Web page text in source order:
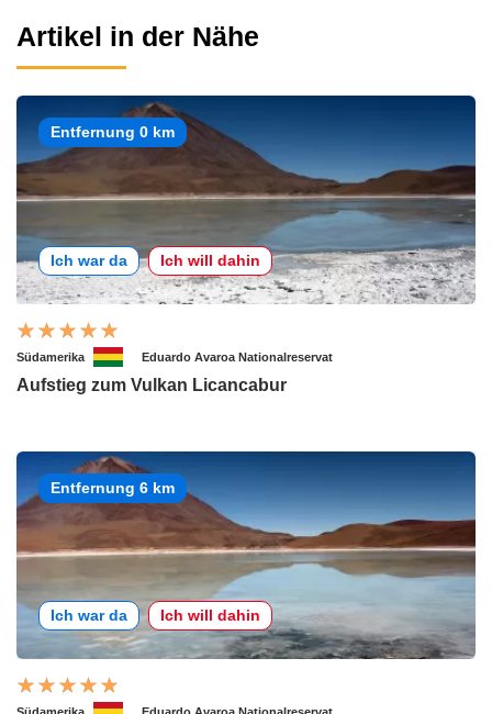
Artikel in der Nähe
Entfernung 0 km
Ich war da Ich will dahin
Südamerika Eduardo Avaroa Nationalreservat
Aufstieg zum Vulkan Licancabur
Entfernung 6 km
Ich war da Ich will dahin